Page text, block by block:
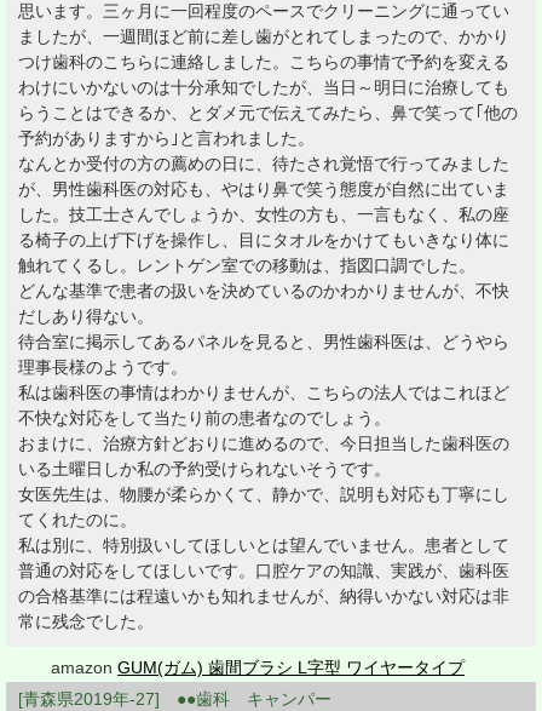
思います。三ヶ月に一回程度のペースでクリーニングに通ってい
ましたが、一週間ほど前に差し歯がとれてしまったので、かかり
つけ歯科のこちらに連絡しました。こちらの事情で予約を変える
わけにいかないのは十分承知でしたが、当日～明日に治療しても
らうことはできるか、とダメ元で伝えてみたら、鼻で笑って｢他の
予約がありますから｣と言われました。
なんとか受付の方の薦めの日に、待たされ覚悟で行ってみました
が、男性歯科医の対応も、やはり鼻で笑う態度が自然に出ていま
した。技工士さんでしょうか、女性の方も、一言もなく、私の座
る椅子の上げ下げを操作し、目にタオルをかけてもいきなり体に
触れてくるし。レントゲン室での移動は、指図口調でした。
どんな基準で患者の扱いを決めているのかわかりませんが、不快
だしあり得ない。
待合室に掲示してあるパネルを見ると、男性歯科医は、どうやら
理事長様のようです。
私は歯科医の事情はわかりませんが、こちらの法人ではこれほど
不快な対応をして当たり前の患者なのでしょう。
おまけに、治療方針どおりに進めるので、今日担当した歯科医の
いる土曜日しか私の予約受けられないそうです。
女医先生は、物腰が柔らかくて、静かで、説明も対応も丁寧にし
てくれたのに。
私は別に、特別扱いしてほしいとは望んでいません。患者として
普通の対応をしてほしいです。口腔ケアの知識、実践が、歯科医
の合格基準には程遠いかも知れませんが、納得いかない対応は非
常に残念でした。
amazonGUM(ガム) 歯間ブラシ L字型 ワイヤータイプ
[青森県2019年-27] ●●歯科 キャンパー